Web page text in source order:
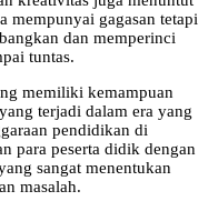
gagasan tetapi
dan memperinci
tuntas.
memiliki kemampuan
terjadi dalam era yang
pendidikan di
para peserta didik dengan
sangat menentukan
masalah.